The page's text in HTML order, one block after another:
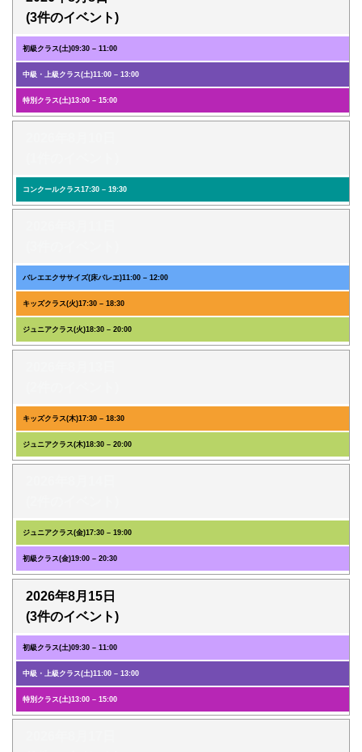
(3件のイベント)
初級クラス(土)09:30 – 11:00
中級・上級クラス(土)11:00 – 13:00
特別クラス(土)13:00 – 15:00
コンクールクラス17:30 – 19:30
バレエエクササイズ(床バレエ)11:00 – 12:00
キッズクラス(火)17:30 – 18:30
ジュニアクラス(火)18:30 – 20:00
キッズクラス(木)17:30 – 18:30
ジュニアクラス(木)18:30 – 20:00
ジュニアクラス(金)17:30 – 19:00
初級クラス(金)19:00 – 20:30
2026年8月15日
(3件のイベント)
初級クラス(土)09:30 – 11:00
中級・上級クラス(土)11:00 – 13:00
特別クラス(土)13:00 – 15:00